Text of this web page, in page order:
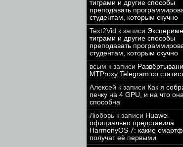
тиграми и другие способы
преподавать
студентам, которым скучно
Text2Vid к записи
тиграми и другие способы
преподавать
студентам, которым скучно
всым к записи
MTProxy Telegram со
Алексей к записи Как я
печку на 4 GPU, и на что
способна
Любовь к записи Huawei
официально представила
HarmonyOS 7: какие
получат её первыми